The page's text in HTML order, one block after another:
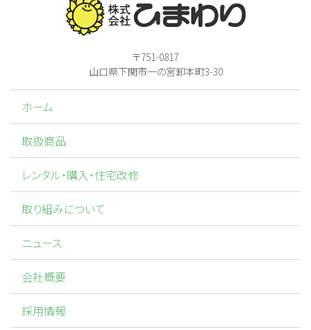
〒751-0817
山口県下関市一の宮卸本町3-30
ホーム
取扱商品
レンタル・購入・住宅改修
取り組みについて
ニュース
会社概要
採用情報